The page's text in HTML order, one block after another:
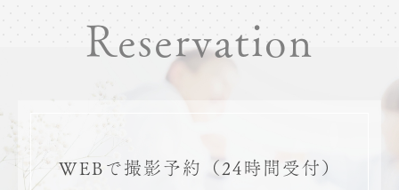
Reservation
WEBで撮影予約 （24時間受付）